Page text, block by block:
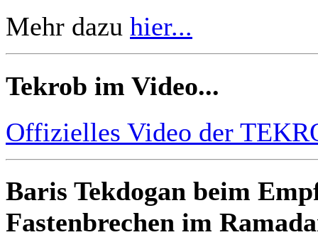
Mehr dazu hier...
Tekrob im Video...
Offizielles Video der
Baris Tekdogan beim
Fastenbrechen im